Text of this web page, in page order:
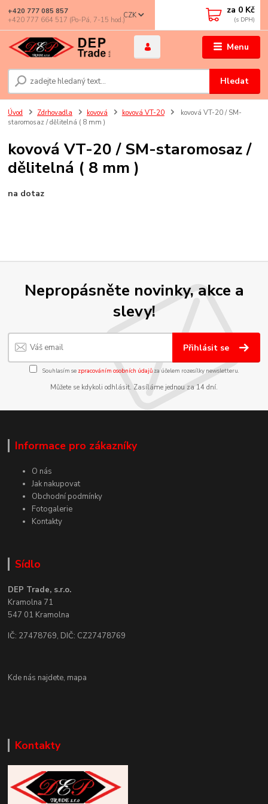
Menu
CZK
Hledat
+420 777 085 857
+420 777 664 517 (Po-Pá, 7-15 hod.)
za 0 Kč
Úvod Zdrhovadla kovová kovová VT-20
kovová VT-20 / SM-
staromosaz / dělitelná ( 8 mm )
kovová VT-20 / SM-staromosaz /
dělitelná ( 8 mm )
na dotaz
Nepropásněte novinky, akce a
slevy!
Přihlásit se
Souhlasím se zpracováním osobních údajůza účelem rozesílky newsletteru.
Můžete se kdykoli odhlásit. Zasíláme jednou za 14 dní.
Informace pro zákazníky
O nás
Jak nakupovat
Obchodní podmínky
Fotogalerie
Kontakty
Sídlo
DEP Trade, s.r.o.
Kramolna 71
547 01 Kramolna
IČ: 27478769, DIČ: CZ27478769
Kde nás najdete, mapa
Kontakty